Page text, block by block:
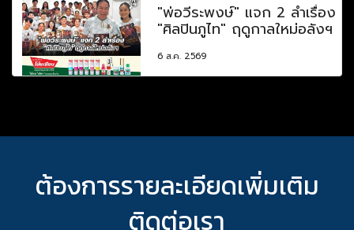
"พ่อวีระพงษ์" แจก 2 ลำเรื่อง
"ศิลปินภูไท" ฤดูกาลใหม่อลังฯ
6 ส.ค. 2569
ต้องการรายละเอียดเพิ่มเติม
ติดต่อเรา